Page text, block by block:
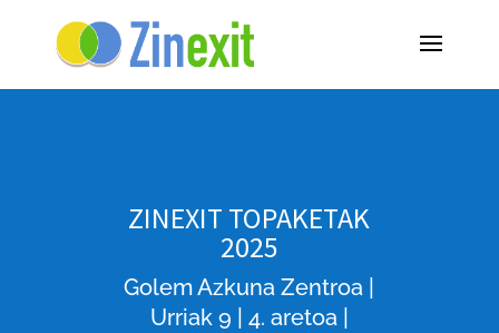
ZINEXIT TOPAKETAK
2025
Golem Azkuna Zentroa |
Urriak 9 | 4. aretoa |